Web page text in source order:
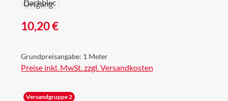
Regulärer Preis:
10,20 €
Grundpreisangabe: 1 Meter
Preise inkl. MwSt. zzgl. Versandkosten
Versandgruppe 2